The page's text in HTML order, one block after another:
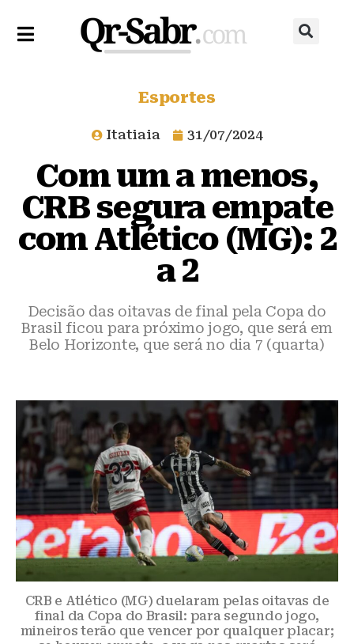
Esportes
Itatiaia 31/07/2024
Com um a menos,
CRB segura empate
com Atlético (MG): 2
a 2
Decisão das oitavas de final pela Copa do
Brasil ficou para próximo jogo, que será em
Belo Horizonte, que será no dia 7 (quarta)
CRB e Atlético (MG) duelaram pelas oitavas de
final da Copa do Brasil: para segundo jogo,
mineiros terão que vencer por qualquer placar;